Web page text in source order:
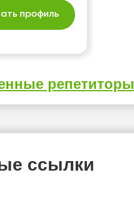
и цели каждого
профиль
репетиторы
ссылки